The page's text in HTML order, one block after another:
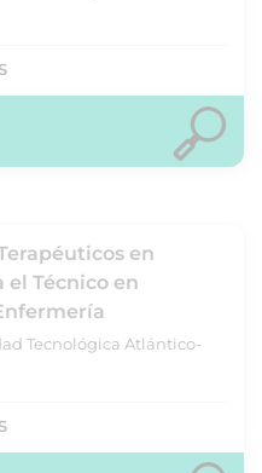
en
el Técnico en
Tecnológica Atlántico-